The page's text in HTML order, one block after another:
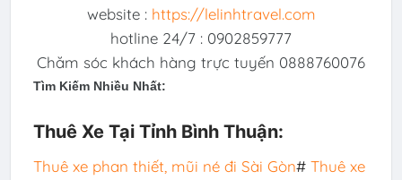
website : https://lelinhtravel.com
hotline 24/7 : 0902859777
Chăm sóc khách hàng trực tuyến 0888760076
Tìm Kiếm Nhiều Nhất:
Thuê Xe Tại Tỉnh Bình Thuận:
Thuê xe phan thiết, mũi né đi Sài Gòn# Thuê xe